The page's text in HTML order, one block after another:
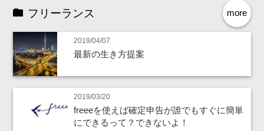
more
フリーランス
2019/04/07
最新の生き方提案
2019/03/20
freeeを使えば確定申告が誰でもすぐに簡単
にできるって？できないよ！